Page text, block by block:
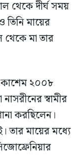
থেকে দীর্ঘ সময়
তিনি মায়ের
থেকে মা তার
কাশেম ২০০৮
স্বামীর
করছিলেন।
তার মায়ের মধ্যে